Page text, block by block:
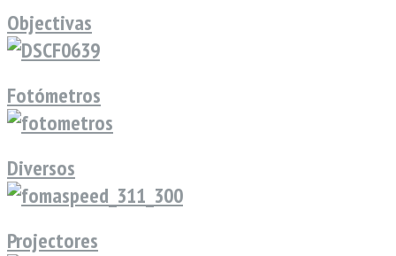
Objectivas
Fotómetros
Diversos
Projectores